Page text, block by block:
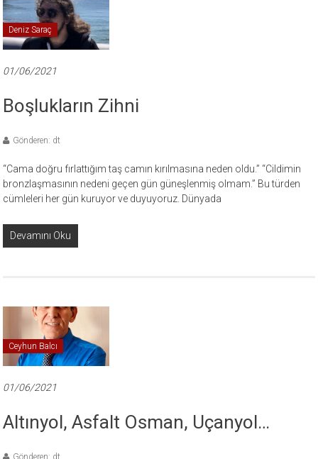
Deniz Saraç
01/06/2021
Boşlukların Zihni
Gönderen: dt
“Cama doğru fırlattığım taş camın kırılmasına neden oldu.” “Cildimin
bronzlaşmasının nedeni geçen gün güneşlenmiş olmam.” Bu türden
cümleleri her gün kuruyor ve duyuyoruz. Dünyada
Devamını Oku
Ceyhun Balcı
01/06/2021
Altınyol, Asfalt Osman, Uçanyol…
Gönderen: dt